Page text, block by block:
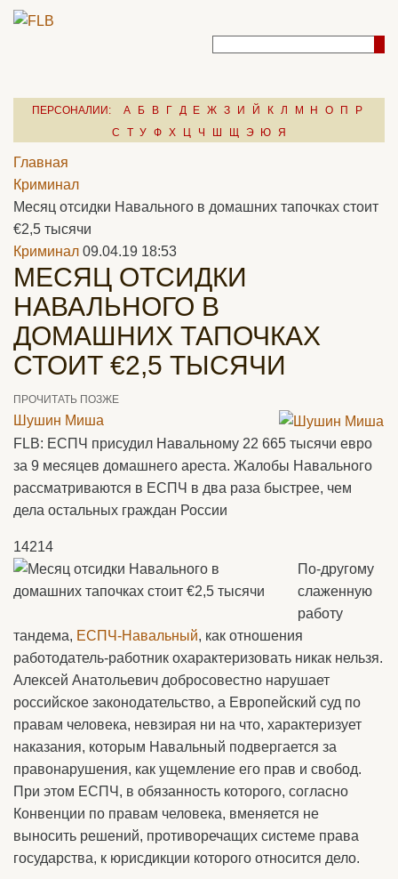
ПЕРСОНАЛИИ: А Б В Г Д Е Ж З И Й К Л М Н О П
Р
С
Т У Ф Х Ц Ч Ш Щ Э Ю Я
Главная
Криминал
Месяц отсидки Навального в домашних тапочках стоит
€2,5 тысячи
Криминал 09.04.19 18:53
МЕСЯЦ ОТСИДКИ
НАВАЛЬНОГО В
ДОМАШНИХ ТАПОЧКАХ
СТОИТ €2,5 ТЫСЯЧИ
ПРОЧИТАТЬ ПОЗЖЕ
Шушин Миша
FLB: ЕСПЧ присудил Навальному 22 665 тысячи евро
за 9 месяцев домашнего ареста. Жалобы Навального
рассматриваются в ЕСПЧ в два раза быстрее, чем
дела остальных граждан России
14214
По-другому
слаженную
работу
тандема, ЕСПЧ-Навальный, как отношения
работодатель-работник охарактеризовать никак нельзя.
Алексей Анатольевич добросовестно нарушает
российское законодательство, а Европейский суд по
правам человека, невзирая ни на что, характеризует
наказания, которым Навальный подвергается за
правонарушения, как ущемление его прав и свобод.
При этом ЕСПЧ, в обязанность которого, согласно
Конвенции по правам человека, вменяется не
выносить решений, противоречащих системе права
государства, к юрисдикции которого относится дело.